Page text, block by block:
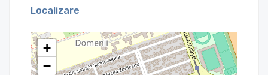
Localizare
+
−